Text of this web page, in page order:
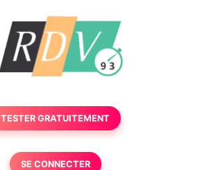
TESTER GRATUITEMENT
SE CONNECTER